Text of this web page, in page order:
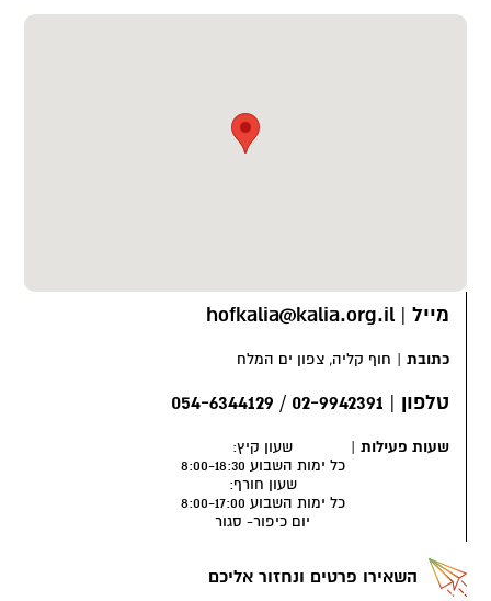
מייל |
hofkalia@kalia.org.il
כתובת | חוף קליה, צפון ים המלח
טלפון |
02-9942391 / 054-6344129
שעות פעילות |
שעון קיץ:
כל ימות השבוע 8:00-18:30
שעון חורף:
כל ימות השבוע 8:00-17:00
יום כיפור- סגור
השאירו פרטים ונחזור אליכם